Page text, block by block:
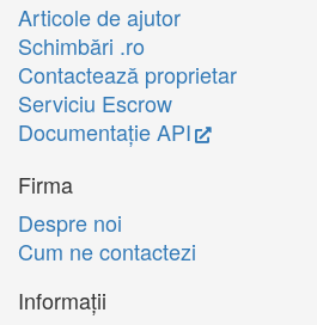
Articole de ajutor
Schimbări .ro
Contactează proprietar
Serviciu Escrow
Documentație API
Firma
Despre noi
Cum ne contactezi
Informații